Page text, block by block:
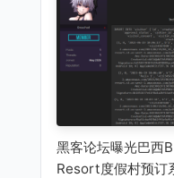
黑客论坛曝光巴西
Resort度假村预订